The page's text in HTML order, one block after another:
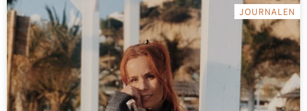
JOURNALEN